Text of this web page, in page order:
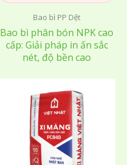
Bao bì PP Dệt
Bao bì phân bón NPK cao
cấp: Giải pháp in ấn sắc
nét, độ bền cao